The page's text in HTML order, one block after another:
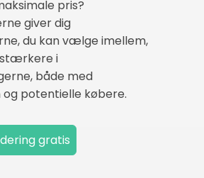
pris?
giver dig
du kan vælge imellem,
i
både med
potentielle købere.